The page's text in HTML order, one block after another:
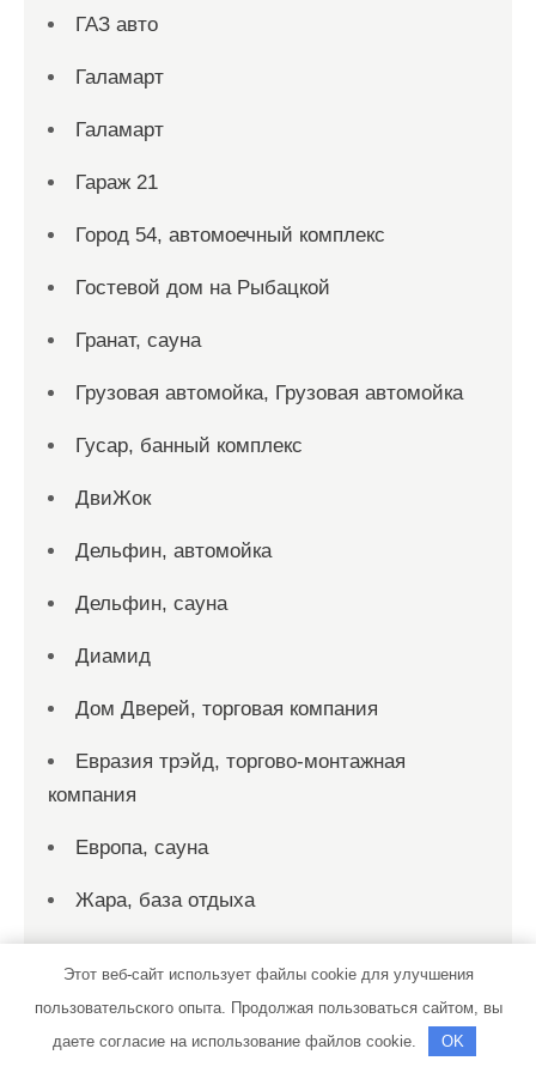
ГАЗ авто
Галамарт
Галамарт
Гараж 21
Город 54, автомоечный комплекс
Гостевой дом на Рыбацкой
Гранат, сауна
Грузовая автомойка, Грузовая автомойка
Гусар, банный комплекс
ДвиЖок
Дельфин, автомойка
Дельфин, сауна
Диамид
Дом Дверей, торговая компания
Евразия трэйд, торгово-монтажная
компания
Европа, сауна
Жара, база отдыха
Заправка автокондиционеров
Этот веб-сайт использует файлы cookie для улучшения
пользовательского опыта. Продолжая пользоваться сайтом, вы
даете согласие на использование файлов cookie.
OK